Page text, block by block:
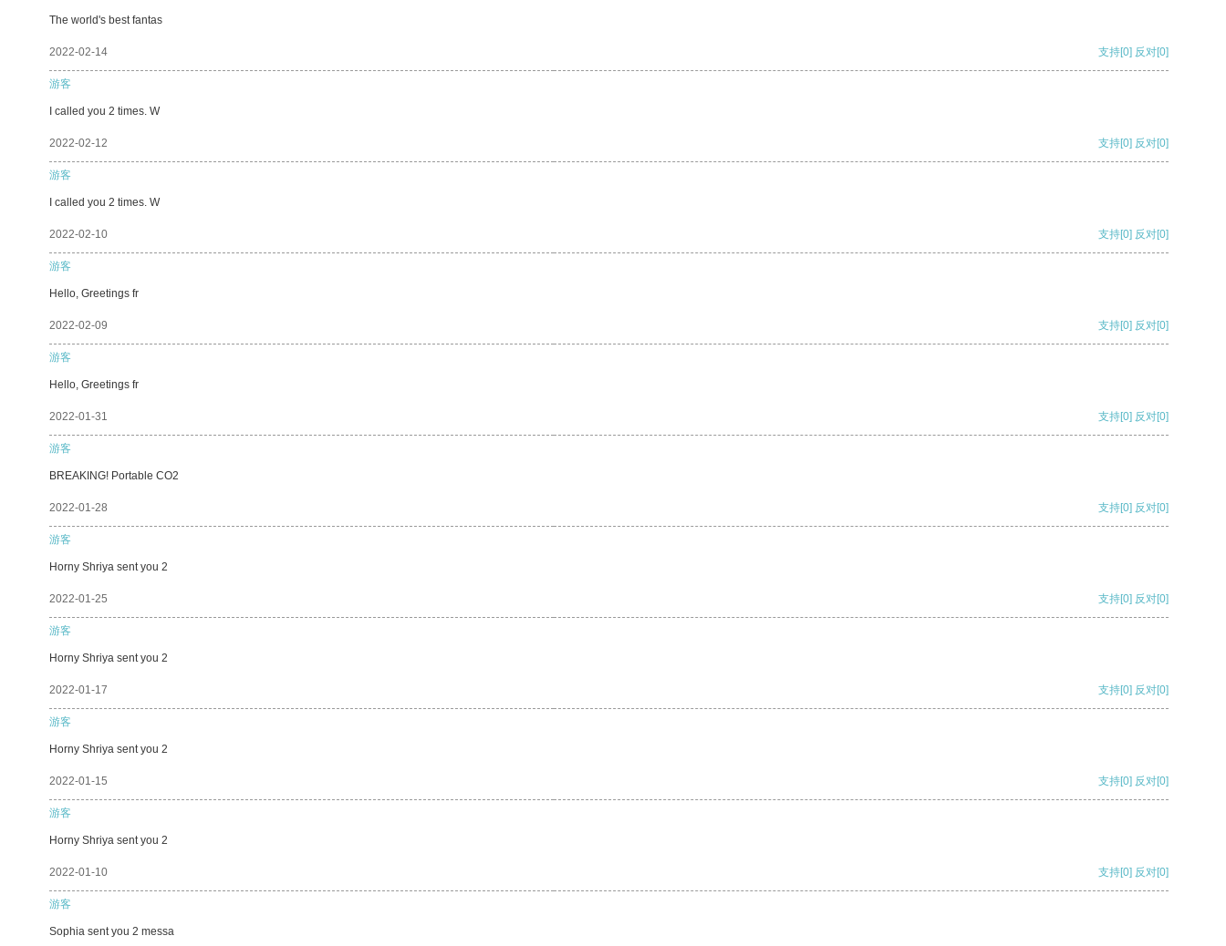
The world's best fantas
2022-02-14 支持[0] 反对[0]
游客
I called you 2 times. W
2022-02-12 支持[0] 反对[0]
游客
I called you 2 times. W
2022-02-10 支持[0] 反对[0]
游客
Hello, Greetings fr
2022-02-09 支持[0] 反对[0]
游客
Hello, Greetings fr
2022-01-31 支持[0] 反对[0]
游客
BREAKING! Portable CO2
2022-01-28 支持[0] 反对[0]
游客
Horny Shriya sent you 2
2022-01-25 支持[0] 反对[0]
游客
Horny Shriya sent you 2
2022-01-17 支持[0] 反对[0]
游客
Horny Shriya sent you 2
2022-01-15 支持[0] 反对[0]
游客
Horny Shriya sent you 2
2022-01-10 支持[0] 反对[0]
游客
Sophia sent you 2 messa